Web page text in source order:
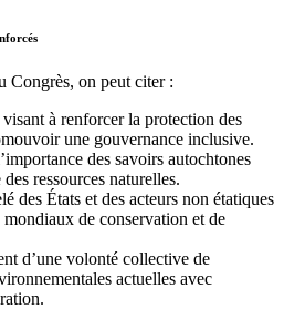
Congrès, on peut citer :
à renforcer la protection des
une gouvernance inclusive.
des savoirs autochtones
ressources naturelles.
des États et des acteurs non étatiques
de conservation et de
d’une volonté collective de
actuelles avec